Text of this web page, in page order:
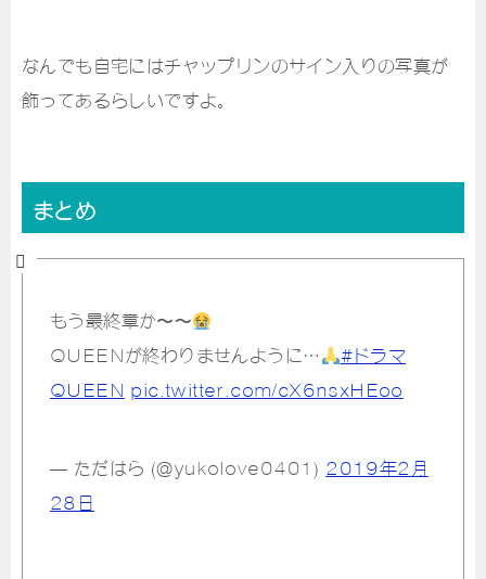
なんでも自宅にはチャップリンのサイン入りの写真が
飾ってあるらしいですよ。
まとめ
もう最終章か〜〜
QUEENが終わりませんように…
#ドラマ
QUEEN pic.twitter.com/cX6nsxHEoo
— ただはら (@yukolove0401) 2019年2月
28日